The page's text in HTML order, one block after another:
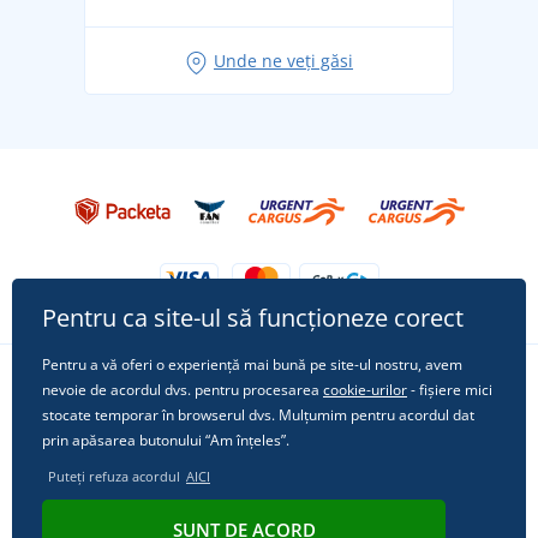
Tricoul preferat City în rol principal: ținute pentru
Unde ne veți găsi
Urmărește-ne pe rețelele sociale
© 2011 - 2026, Dual Trade s.r.o. | Din punct de vedere tehnic oferă
Pentru ca site-ul să funcționeze corect
Pentru a vă oferi o experiență mai bună pe site-ul nostru, avem
nevoie de acordul dvs. pentru procesarea cookie-urilor- fișiere mici
stocate temporar în browserul dvs. Mulțumim pentru acordul dat
prin apăsarea butonului “Am înțeles”.
Puteți refuza acordul AICI
SUNT DE ACORD